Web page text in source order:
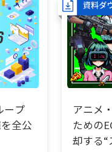
ープ
全公
アニメ
ための
却する